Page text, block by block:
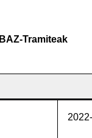
BAZ-Tramiteak